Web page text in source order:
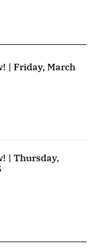
| Friday, March
| Thursday,